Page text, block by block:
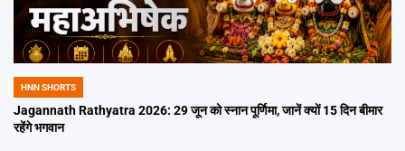
POSTED
IN
HNN SHORTS
Jagannath Rathyatra 2026: 29 जून को स्नान पूर्णिमा, जानें क्यों 15 दिन बीमार
रहेंगे भगवान